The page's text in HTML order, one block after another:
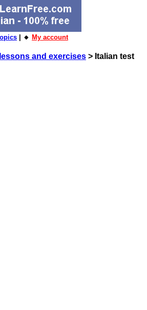
| 🔸 My account
and exercises > Italian test